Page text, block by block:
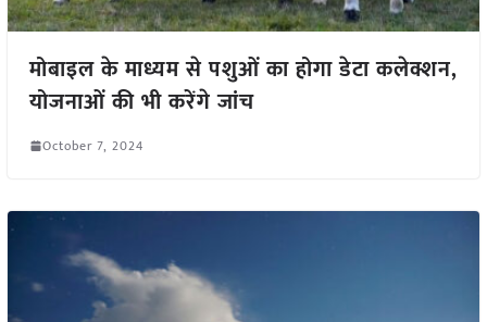
मोबाइल के माध्यम से पशुओं का होगा डेटा कलेक्शन,
योजनाओं की भी करेंगे जांच
October 7, 2024